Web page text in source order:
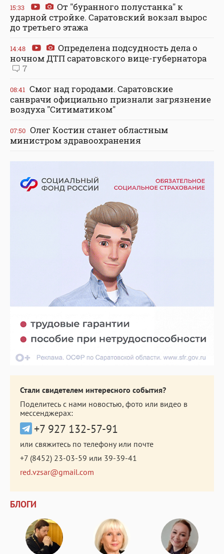
15:33
От "буранного полустанка" к
ударной стройке. Саратовский вокзал вырос
до третьего этажа
14:48
Определена подсудность дела о
ночном ДТП саратовского вице-губернатора
7
08:41 Смог над городами. Саратовские
санврачи официально признали загрязнение
воздуха "Ситиматиком"
07:50 Олег Костин станет областным
министром здравоохранения
Стали свидетелем интересного события?
Поделитесь с нами новостью, фото или видео в
мессенджерах:
+7 927 132-57-91
или свяжитесь по телефону или почте
+7 (8452) 23-03-59 или 39-39-41
red.vzsar@gmail.com
БЛОГИ